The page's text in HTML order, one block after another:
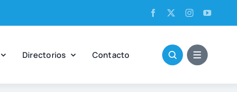
Direc­to­rios Con­tac­to